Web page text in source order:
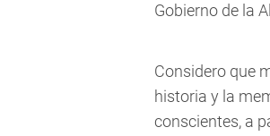
Gobierno de la
Considero que
historia y la
conscientes, a